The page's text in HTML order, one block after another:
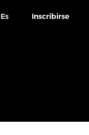
Es Inscribirse